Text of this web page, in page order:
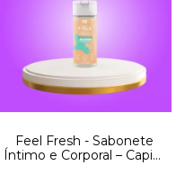
Feel Fresh - Sabonete
Íntimo e Corporal – Capim